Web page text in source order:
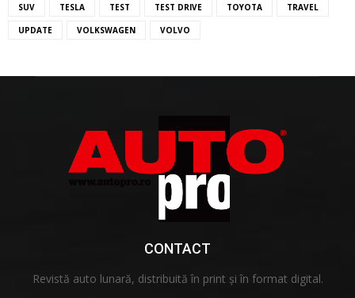
SUV TESLA TEST TEST DRIVE TOYOTA TRAVEL
UPDATE VOLKSWAGEN VOLVO
CONTACT
Revistă auto lunară, distribuită în print și în format digital.